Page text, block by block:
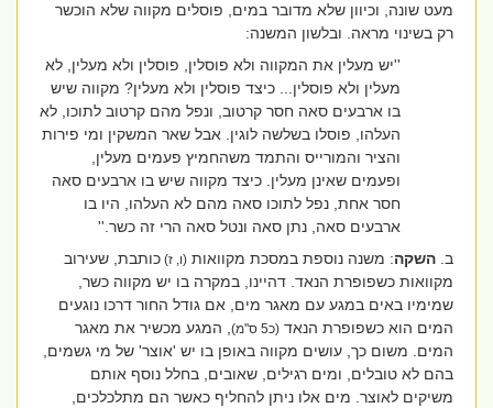
מעט שונה, וכיוון שלא מדובר במים, פוסלים מקווה שלא הוכשר
רק בשינוי מראה. ובלשון המשנה:
''יש מעלין את המקווה ולא פוסלין, פוסלין ולא מעלין, לא
מעלין ולא פוסלין... כיצד פוסלין ולא מעלין? מקווה שיש
בו ארבעים סאה חסר קרטוב, ונפל מהם קרטוב לתוכו, לא
העלהו, פוסלו בשלשה לוגין. אבל שאר המשקין ומי פירות
והציר והמורייס והתמד משהחמיץ פעמים מעלין,
ופעמים שאינן מעלין. כיצד מקווה שיש בו ארבעים סאה
חסר אחת, נפל לתוכו סאה מהם לא העלהו, היו בו
ארבעים סאה, נתן סאה ונטל סאה הרי זה כשר.''
ב.השקה: משנה נוספת במסכת מקוואות(ו, ז) כותבת, שעירוב
מקוואות כשפופרת הנאד. דהיינו, במקרה בו יש מקווה כשר,
שמימיו באים במגע עם מאגר מים, אם גודל החור דרכו נוגעים
המים הוא כשפופרת הנאד(כ5 ס''מ)
, המגע מכשיר את מאגר
המים. משום כך, עושים מקווה באופן בו יש 'אוצר' של מי גשמים,
בהם לא טובלים, ומים רגילים, שאובים, בחלל נוסף אותם
משיקים לאוצר. מים אלו ניתן להחליף כאשר הם מתלכלכים,